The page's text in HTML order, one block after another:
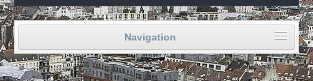
Navigation
Accueil